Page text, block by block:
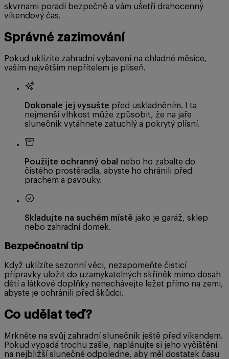
skvrnami poradí bezpečně a vám ušetří drahocenný
víkendový čas.
Správné zazimování
Pokud uklízíte zahradní vybavení na chladné měsíce,
vaším největším nepřítelem je plíseň.
Dokonale jej vysušte před uskladněním. I ta
nejmenší vlhkost může způsobit, že na jaře
slunečník vytáhnete zatuchlý a pokrytý plísní.
Použijte ochranný obal
nebo ho zabalte do
čistého prostěradla, abyste ho chránili před
prachem a pavouky.
Skladujte na suchém místě jako je garáž, sklep
nebo zahradní domek.
Bezpečnostní tip
Když uklízíte sezonní věci, nezapomeňte čisticí
přípravky uložit do uzamykatelných skříněk mimo dosah
dětí a látkové doplňky nenechávejte ležet přímo na zemi,
abyste je ochránili před škůdci.
Co udělat teď?
Mrkněte na svůj zahradní slunečník ještě před víkendem.
Pokud vypadá trochu zašle, naplánujte si jeho vyčištění
na nejbližší slunečné odpoledne, aby měl dostatek času